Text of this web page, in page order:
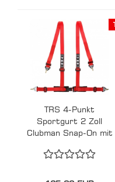
TRS 4-Punkt
Sportgurt 2 Zoll
Clubman Snap-On mit